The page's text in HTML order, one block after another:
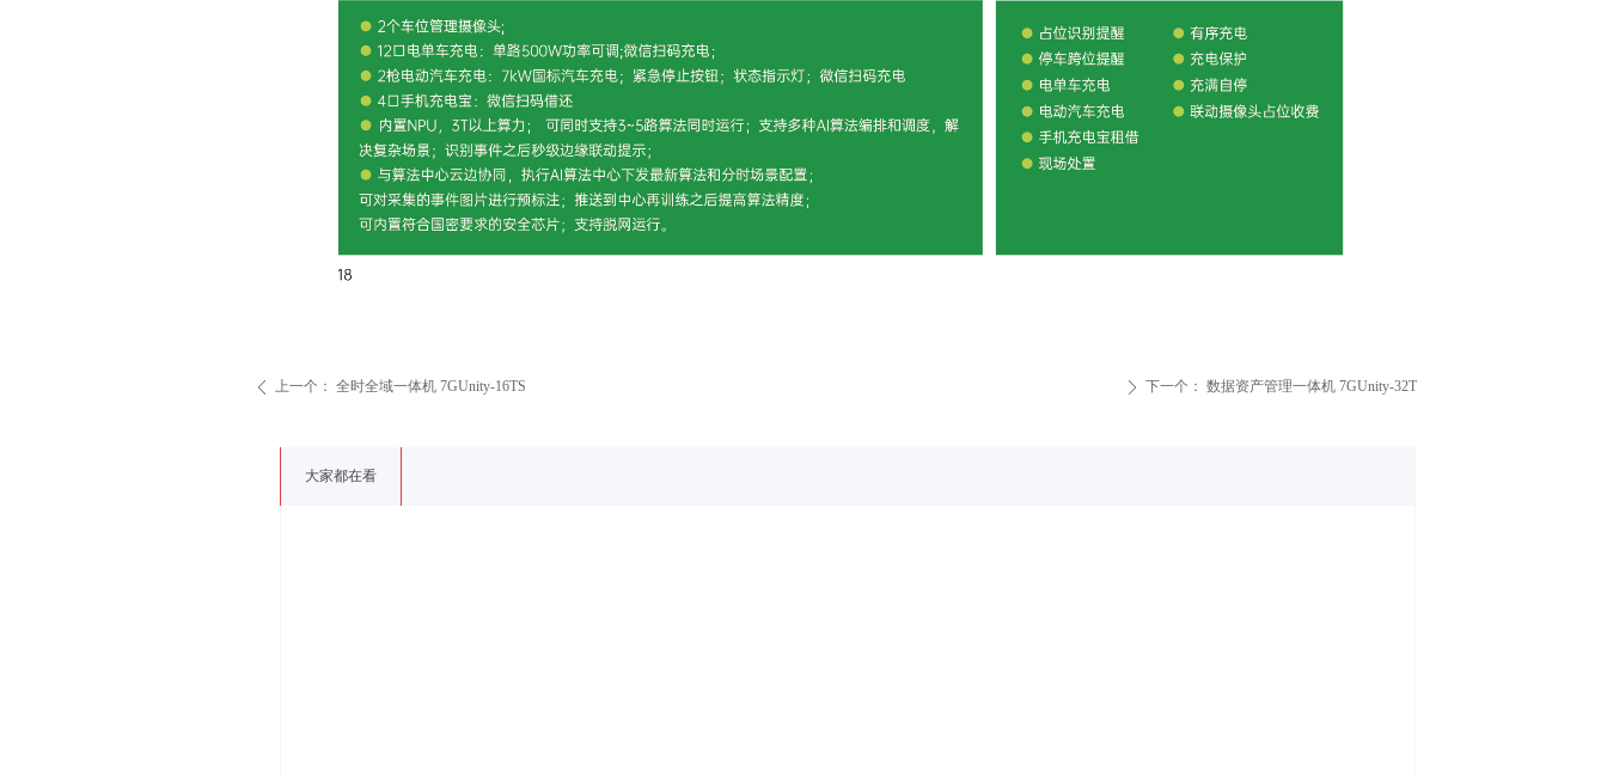
大家都在看
ꄴ 上一个： 全时全域一体机 7GUnity-16TS ꄲ 下一个： 数据资产管理一体机 7GUnity-32T